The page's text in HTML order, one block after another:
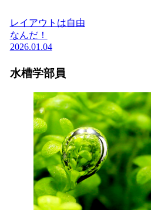
レイアウトは自由
なんだ！
2026.01.04
水槽学部員